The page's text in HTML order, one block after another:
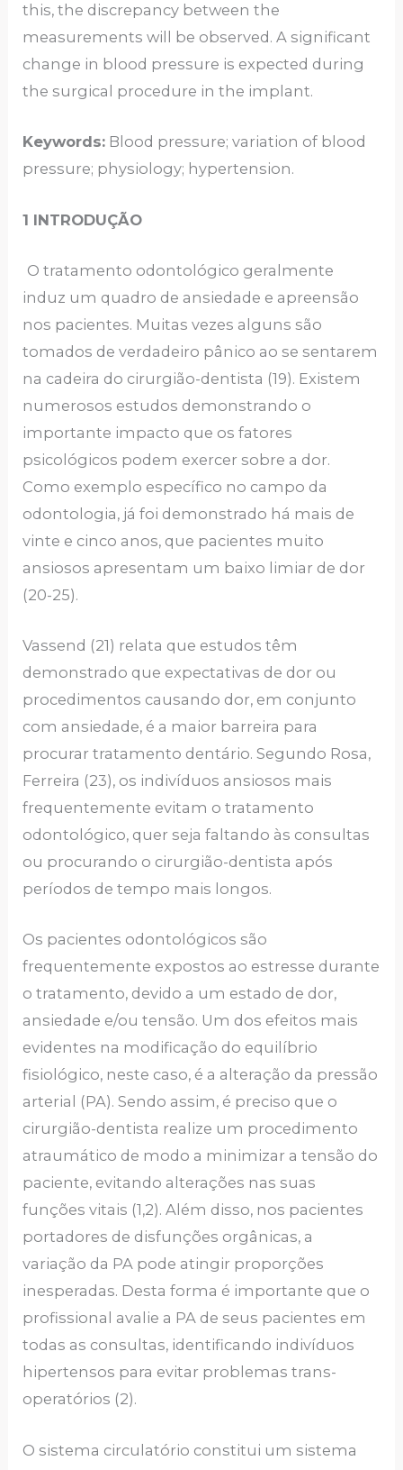
this, the discrepancy between the
measurements will be observed. A significant
change in blood pressure is expected during
the surgical procedure in the implant.
Keywords: Blood pressure; variation of blood
pressure; physiology; hypertension.
1 INTRODUÇÃO
O tratamento odontológico geralmente
induz um quadro de ansiedade e apreensão
nos pacientes. Muitas vezes alguns são
tomados de verdadeiro pânico ao se sentarem
na cadeira do cirurgião-dentista (19). Existem
numerosos estudos demonstrando o
importante impacto que os fatores
psicológicos podem exercer sobre a dor.
Como exemplo específico no campo da
odontologia, já foi demonstrado há mais de
vinte e cinco anos, que pacientes muito
ansiosos apresentam um baixo limiar de dor
(20-25).
Vassend (21) relata que estudos têm
demonstrado que expectativas de dor ou
procedimentos causando dor, em conjunto
com ansiedade, é a maior barreira para
procurar tratamento dentário. Segundo Rosa,
Ferreira (23), os indivíduos ansiosos mais
frequentemente evitam o tratamento
odontológico, quer seja faltando às consultas
ou procurando o cirurgião-dentista após
períodos de tempo mais longos.
Os pacientes odontológicos são
frequentemente expostos ao estresse durante
o tratamento, devido a um estado de dor,
ansiedade e/ou tensão. Um dos efeitos mais
evidentes na modificação do equilíbrio
fisiológico, neste caso, é a alteração da pressão
arterial (PA). Sendo assim, é preciso que o
cirurgião-dentista realize um procedimento
atraumático de modo a minimizar a tensão do
paciente, evitando alterações nas suas
funções vitais (1,2). Além disso, nos pacientes
portadores de disfunções orgânicas, a
variação da PA pode atingir proporções
inesperadas. Desta forma é importante que o
profissional avalie a PA de seus pacientes em
todas as consultas, identificando indivíduos
hipertensos para evitar problemas trans-
operatórios (2).
O sistema circulatório constitui um sistema